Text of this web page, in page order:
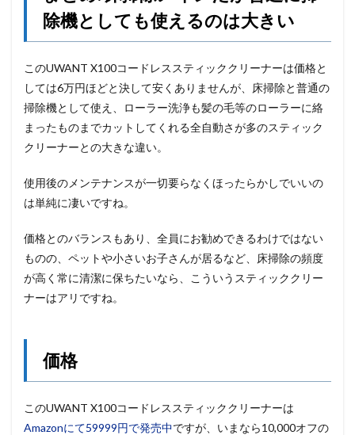
除機としても使えるのは大きい
このUWANT X100コードレススティッククリーナーは価格と
しては6万円ほどと決して安くありませんが、床掃除と普通の
掃除機として使え、ローラー洗浄も髪の毛等のローラーに絡
まったものまでカットしてくれる全自動さが多のスティック
クリーナーとの大きな違い。
使用後のメンテナンスが一切要らなくほったらかしでいいの
は単純に凄いですね。
価格とのバランスもあり、全員にお勧めできるわけではない
ものの、ペットや小さいお子さんが居るなど、床掃除の頻度
が高く常に清潔に保ちたいなら、こういうスティッククリー
ナーはアリですね。
価格
このUWANT X100コードレススティッククリーナーは
Amazonにて59999円で発売中ですが、いまなら10,000オフの